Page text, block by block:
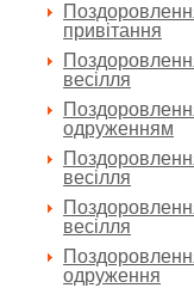
привітання
весілля
одруженням
весілля
весілля
одруження